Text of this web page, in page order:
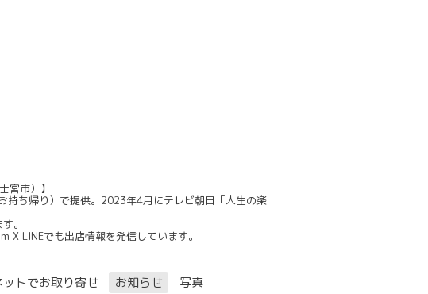
宮市）】
持ち帰り）で提供。2023年4月にテレビ朝日「人生の楽
。
LINEでも出店情報を発信しています。
ットでお取り寄せ お知らせ
写真